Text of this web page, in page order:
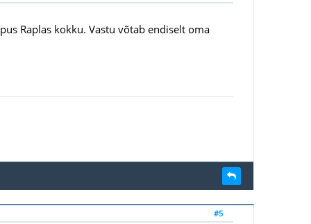
Raplas kokku. Vastu võtab endiselt oma
#5